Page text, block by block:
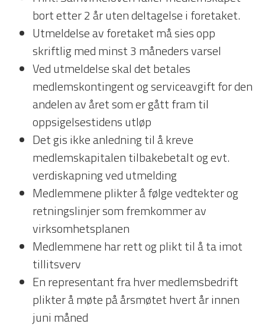
bort etter 2 år uten deltagelse i foretaket.
Utmeldelse av foretaket må sies opp
skriftlig med minst 3 måneders varsel
Ved utmeldelse skal det betales
medlemskontingent og serviceavgift for den
andelen av året som er gått fram til
oppsigelsestidens utløp
Det gis ikke anledning til å kreve
medlemskapitalen tilbakebetalt og evt.
verdiskapning ved utmelding
Medlemmene plikter å følge vedtekter og
retningslinjer som fremkommer av
virksomhetsplanen
Medlemmene har rett og plikt til å ta imot
tillitsverv
En representant fra hver medlemsbedrift
plikter å møte på årsmøtet hvert år innen
juni måned